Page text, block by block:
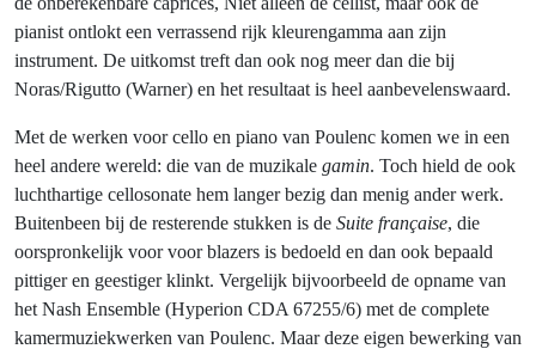
pianist ontlokt een verrassend rijk kleurengamma aan zijn
instrument. De uitkomst treft dan ook nog meer dan die bij
Noras/Rigutto (Warner) en het resultaat is heel aanbevelenswaard.
Met de werken voor cello en piano van Poulenc komen we in een
heel andere wereld: die van de muzikale gamin. Toch hield de ook
luchthartige cellosonate hem langer bezig dan menig ander werk.
Buitenbeen bij de resterende stukken is de Suite française, die
oorspronkelijk voor voor blazers is bedoeld en dan ook bepaald
pittiger en geestiger klinkt. Vergelijk bijvoorbeeld de opname van
het Nash Ensemble (Hyperion CDA 67255/6) met de complete
kamermuziekwerken van Poulenc. Maar deze eigen bewerking van